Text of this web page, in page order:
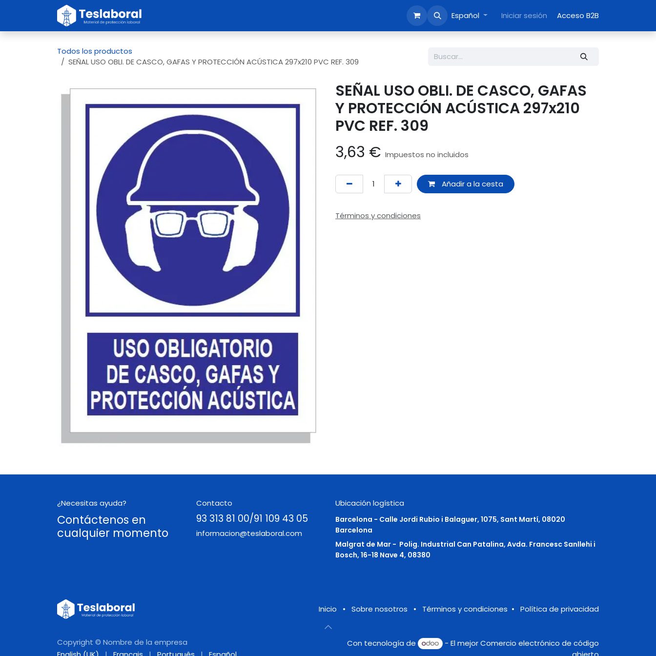
Revisión EPI365 Español Iniciar sesión Acceso B2B
Todos los productos
SEÑAL USO OBLI. DE CASCO, GAFAS Y PROTECCIÓN ACÚSTICA 297x210 PVC REF. 309
SEÑAL USO OBLI. DE CASCO, GAFAS
Y PROTECCIÓN ACÚSTICA 297x210
PVC REF. 309
3,63 € Impuestos no incluidos
Añadir a la cesta
Términos y condiciones
¿Necesitas ayuda?
Contáctenos en
cualquier momento
Contacto
93 313 81 00/91 109 43 05
informacion@teslaboral.com
Ubicación logística
Barcelona - Calle Jordi Rubio i Balaguer, 1075, Sant Martí, 08020
Barcelona
Malgrat de Mar - Polig. Industrial Can Patalina, Avda. Francesc Sanllehi i
Bosch, 16-18 Nave 4, 08380
Inicio • Sobre nosotros • Términos y condiciones • Política de privacidad
Copyright © Nombre de la empresa
Con tecnología de - El mejorComercio electrónico de código